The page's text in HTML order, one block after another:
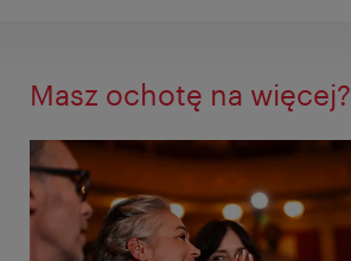
Masz ochotę na więcej?